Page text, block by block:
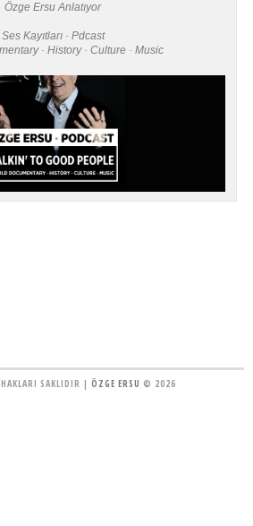
Özge Ersu Anlatıyor
Ses Kayıtları · Pdcast
· History · Culture · Music
SAKLIDIR | ÖZGE ERSU © 2026